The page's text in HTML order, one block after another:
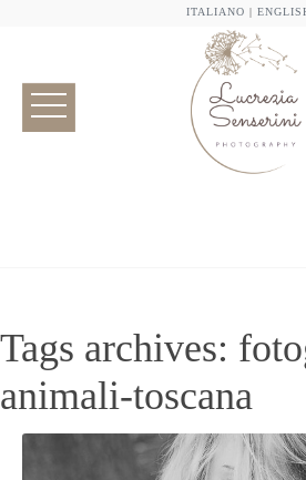
ITALIANO |
Tags archives:
animali-toscana